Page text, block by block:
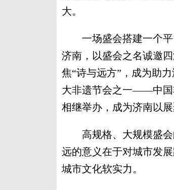
大。
一场盛会搭建一个平
济南，以盛会之名诚邀
焦“诗与远方”，成为助
大非遗节会之一——中国
相继举办，成为济南以
高规格、大规模盛会
远的意义在于对城市发
城市文化软实力。